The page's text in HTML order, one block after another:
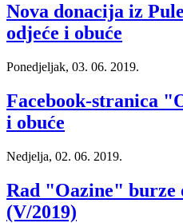
Nova donacija iz
odjeće i obuće
Ponedjeljak, 03. 06. 2019.
Facebook-stranica
i obuće
Nedjelja, 02. 06. 2019.
Rad "Oazine" burze
(V/2019)